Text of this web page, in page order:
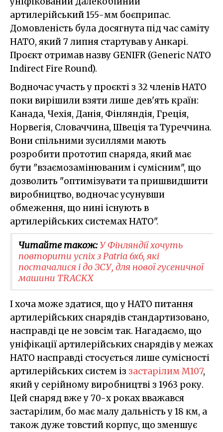
артилерійський 155-мм боєприпас.
Домовленість була досягнута під час саміту
НАТО, який 7 липня стартував у Анкарі.
Проєкт отримав назву GENIFR (Generic NATO
Indirect Fire Round).
Водночас участь у проєкті з 32 членів НАТО
поки вирішили взяти лише дев'ять країн:
Канада, Чехія, Данія, Фінляндія, Греція,
Норвегія, Словаччина, Швеція та Туреччина.
Вони спільними зусиллями мають
розробити прототип снаряда, який має
бути "взаємозамінюваним і сумісним", що
дозволить "оптимізувати та пришвидшити
виробництво, водночас усунувши
обмеження, що нині існують в
артилерійських системах НАТО".
Читайте також:У Фінляндії хочуть
повторити успіх з Patria 6x6, які
постачалися і до ЗСУ, для нової гусеничної
машини TRACKX
І хоча може здатися, що у НАТО питання
артилерійських снарядів стандартизовано,
насправді це не зовсім так. Нагадаємо, що
уніфікації артилерійських снарядів у межах
НАТО насправді стосується лише сумісності
артилерійських систем із застарілим M107,
який у серійному виробництві з 1963 року.
Цей снаряд вже у 70-х роках вважався
застарілим, бо має малу дальність у 18 км, а
також дуже товстий корпус, що зменшує